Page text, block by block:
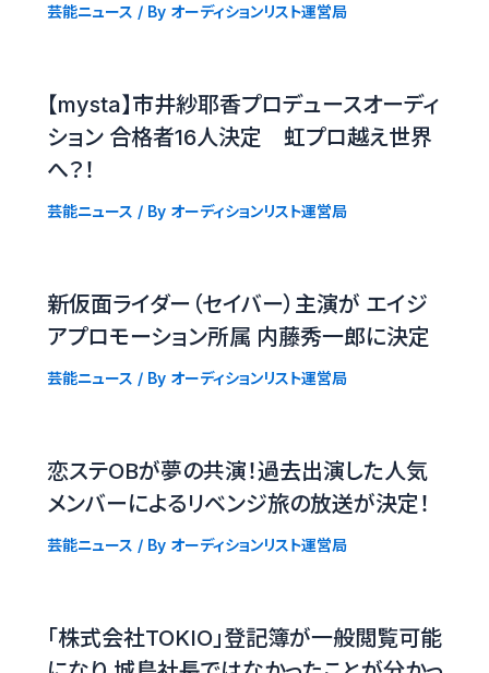
芸能ニュース / By オーディションリスト運営局
【mysta】市井紗耶香プロデュースオーディ
ション 合格者16人決定 虹プロ越え世界
へ？！
芸能ニュース / By オーディションリスト運営局
新仮面ライダー（セイバー）主演が エイジ
アプロモーション所属 内藤秀一郎に決定
芸能ニュース / By オーディションリスト運営局
恋ステOBが夢の共演！過去出演した人気
メンバーによるリベンジ旅の放送が決定！
芸能ニュース / By オーディションリスト運営局
「株式会社TOKIO」登記簿が一般閲覧可能